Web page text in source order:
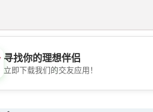
💖
寻找你的理想伴侣
立即下载我们的交友应用！